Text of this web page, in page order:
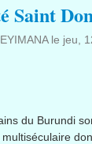
Saint
le jeu,
du Burundi
multiséculaire